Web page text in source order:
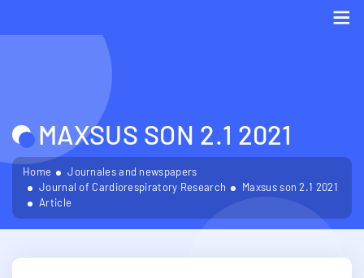
MAXSUS SON 2.1 2021
Home
Journales and newspapers
Journal of Cardiorespiratory Research
Maxsus son 2.1 2021
Article